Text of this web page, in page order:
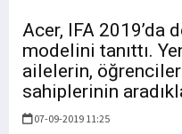
Acer, IFA 2019’da
modelini tanıttı.
ailelerin,
sahiplerinin
07-09-2019 11:25